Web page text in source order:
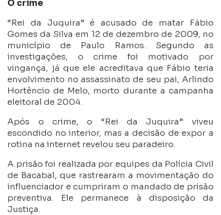
O crime
“Rei da Juquira” é acusado de matar Fábio
Gomes da Silva em 12 de dezembro de 2009, no
município de Paulo Ramos. Segundo as
investigações, o crime foi motivado por
vingança, já que ele acreditava que Fábio teria
envolvimento no assassinato de seu pai, Arlindo
Hortêncio de Melo, morto durante a campanha
eleitoral de 2004.
Após o crime, o “Rei da Juquira” viveu
escondido no interior, mas a decisão de expor a
rotina na internet revelou seu paradeiro.
A prisão foi realizada por equipes da Polícia Civil
de Bacabal, que rastrearam a movimentação do
influenciador e cumpriram o mandado de prisão
preventiva. Ele permanece à disposição da
Justiça.